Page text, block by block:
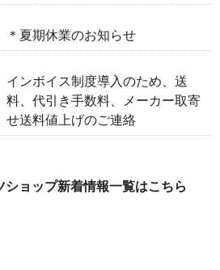
＊夏期休業のお知らせ
インボイス制度導入のため、送
料、代引き手数料、メーカー取寄
せ送料値上げのご連絡
ショップ新着情報一覧はこちら